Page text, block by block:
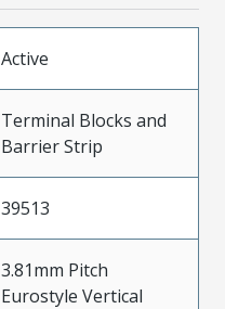
Active
Terminal Blocks and
Barrier Strip
39513
3.81mm Pitch
Eurostyle Vertical